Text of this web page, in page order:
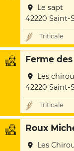
Le sapt
42220 Saint-
Triticale
Ferme
Les
42220 Saint-
Triticale
Roux
Les